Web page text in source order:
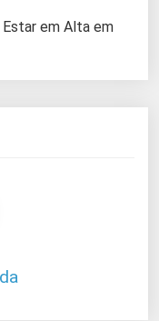
Estar em Alta em